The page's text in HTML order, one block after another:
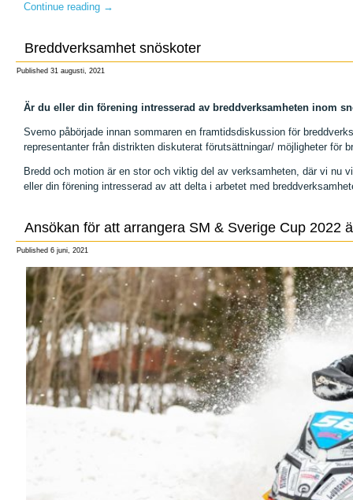
Continue reading →
Breddverksamhet snöskoter
Published 31 augusti, 2021
Är du eller din förening intresserad av breddverksamheten inom
Svemo påbörjade innan sommaren en framtidsdiskussion för
representanter från distrikten diskuterat förutsättningar/ möjligheter för
Bredd och motion är en stor och viktig del av verksamheten, där vi nu
eller din förening intresserad av att delta i arbetet med
Ansökan för att arrangera SM & Sverige Cup 2022
Published 6 juni, 2021